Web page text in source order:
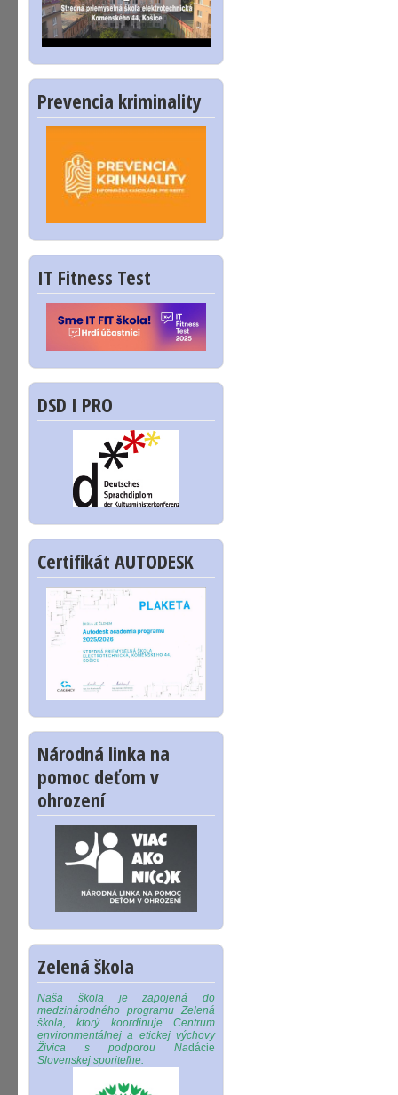
Prevencia kriminality
IT Fitness Test
DSD I PRO
Certifikát AUTODESK
Národná linka na
pomoc deťom v
ohrození
Zelená škola
Naša škola je zapojená do
medzinárodného programu Zelená
škola, ktorý koordinuje Centrum
environmentálnej a etickej výchovy
Živica s podporou Nadácie
Slovenskej sporiteľne.